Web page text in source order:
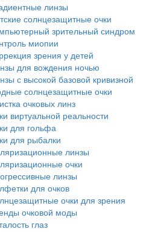
линзы
солнцезащитные очки
зрительный синдром
миопии
зрения у детей
для вождения ночью
с высокой базовой кривизной
солнцезащитные очки
очковых линз
виртуальной реальности
для гольфа
для рыбалки
линзы
очки
линзы
для очков
очки для зрения
очковой моды
глаз